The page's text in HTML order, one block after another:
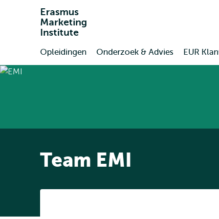
Erasmus
Marketing
Institute
Primair
Opleidingen Onderzoek & Advies EUR
Team EMI